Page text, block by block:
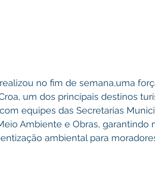
no fim de semana,uma
um dos principais destinos
equipes das Secretarias
Ambiente e Obras, garantindo
ambiental para